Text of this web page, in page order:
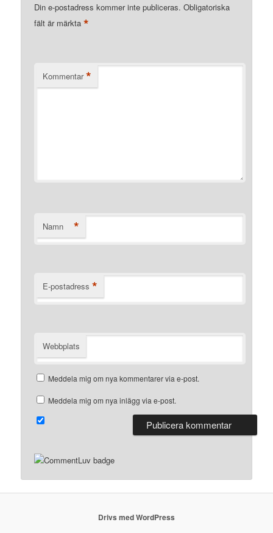
Din e-postadress kommer inte publiceras. Obligatoriska
fält är märkta*
Kommentar *
Namn *
E-postadress *
Webbplats
Meddela mig om nya kommentarer via e-post.
Meddela mig om nya inlägg via e-post.
Drivs med WordPress